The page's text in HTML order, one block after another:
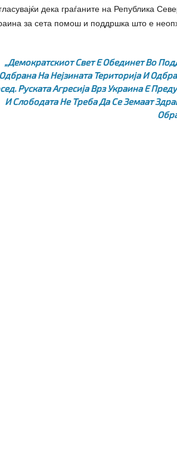
дека граѓаните на Република
за сета помош и поддршка што е
„Демократскиот Свет Е Обединет Во
Одбрана На Нејзината Територија И
Руската Агресија Врз Украина Е
И Слободата Не Треба Да Се Земаат